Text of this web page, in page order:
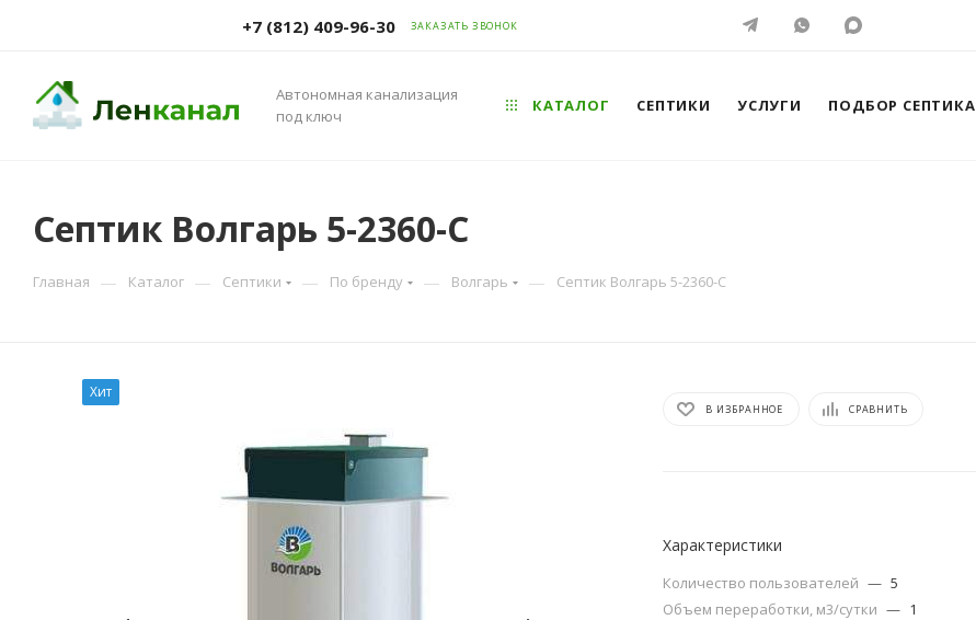
+7 (812) 409-96-30 ЗАКАЗАТЬ ЗВОНОК
Автономная канализация
под ключ
КАТАЛОГ СЕПТИКИ УСЛУГИ ПОДБОР СЕПТИКА
Септик Волгарь 5-2360-С
Главная — Каталог — Септики — По бренду — Волгарь — Септик Волгарь 5-2360-С
Хит
В ИЗБРАННОЕ СРАВНИТЬ
Характеристики
Количество пользователей — 5
Объем переработки, м3/сутки — 1